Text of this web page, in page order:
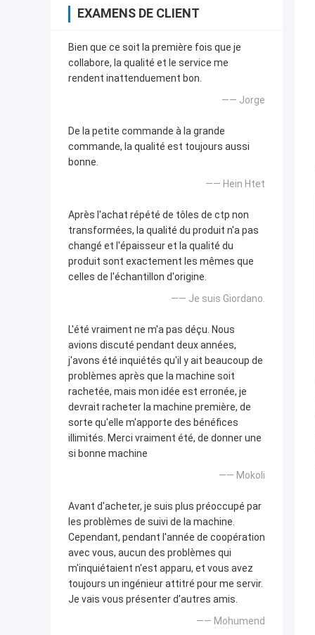
EXAMENS DE CLIENT
Bien que ce soit la première fois que je
collabore, la qualité et le service me
rendent inattenduement bon.
—— Jorge
De la petite commande à la grande
commande, la qualité est toujours aussi
bonne.
—— Hein Htet
Après l'achat répété de tôles de ctp non
transformées, la qualité du produit n'a pas
changé et l'épaisseur et la qualité du
produit sont exactement les mêmes que
celles de l'échantillon d'origine.
—— Je suis Giordano.
L'été vraiment ne m'a pas déçu. Nous
avions discuté pendant deux années,
j'avons été inquiétés qu'il y ait beaucoup de
problèmes après que la machine soit
rachetée, mais mon idée est erronée, je
devrait racheter la machine première, de
sorte qu'elle m'apporte des bénéfices
illimités. Merci vraiment été, de donner une
si bonne machine
—— Mokoli
Avant d'acheter, je suis plus préoccupé par
les problèmes de suivi de la machine.
Cependant, pendant l'année de coopération
avec vous, aucun des problèmes qui
m'inquiétaient n'est apparu, et vous avez
toujours un ingénieur attitré pour me servir.
Je vais vous présenter d'autres amis.
—— Mohumend